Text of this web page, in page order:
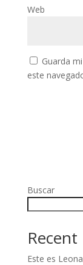
Web
Guarda
este
Buscar
Recent
Este es